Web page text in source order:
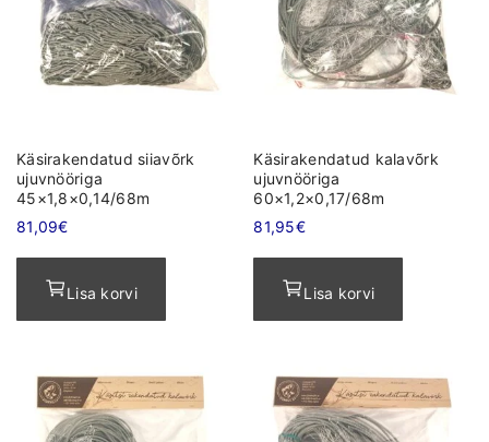
Käsirakendatud siiavõrk
ujuvnööriga
45×1,8×0,14/68m
81,09€
Lisa korvi
Käsirakendatud kalavõrk
ujuvnööriga
60×1,2×0,17/68m
81,95€
Lisa korvi